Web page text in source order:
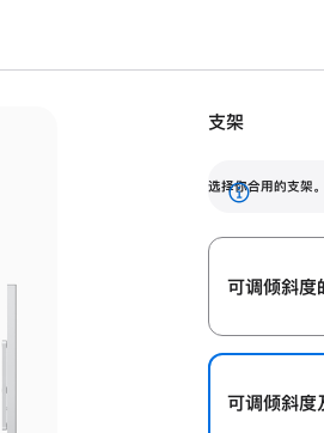
调节范围。
支架
选择你合用的支架。
展
开
可调倾斜度
可调倾斜度